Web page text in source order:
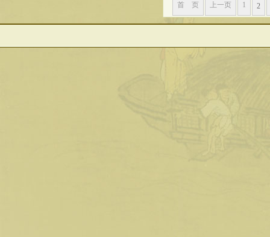
首 页 上一页 1 2